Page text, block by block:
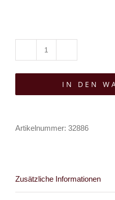
Gürtel
Venomous
Buckle
IN DEN
Artikelnummer: 32886
Zusätzliche Informationen